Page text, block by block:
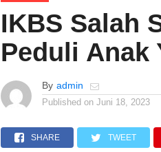
IKBS Salah
Peduli Anak
By admin
Published on Juni 18, 2023
SHARE TWEET